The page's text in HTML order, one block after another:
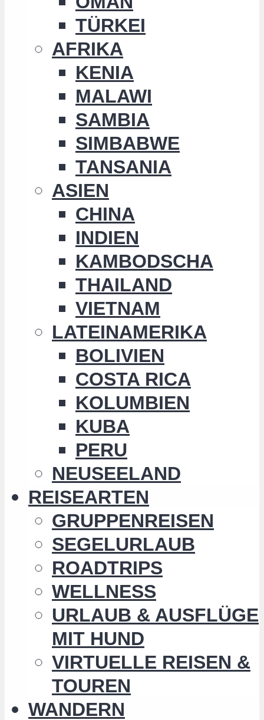
TÜRKEI
AFRIKA
KENIA
MALAWI
SAMBIA
SIMBABWE
TANSANIA
ASIEN
CHINA
INDIEN
KAMBODSCHA
THAILAND
VIETNAM
LATEINAMERIKA
BOLIVIEN
COSTA RICA
KOLUMBIEN
KUBA
PERU
NEUSEELAND
REISEARTEN
GRUPPENREISEN
SEGELURLAUB
ROADTRIPS
WELLNESS
URLAUB & AUSFLÜGE
MIT HUND
VIRTUELLE REISEN &
TOUREN
WANDERN